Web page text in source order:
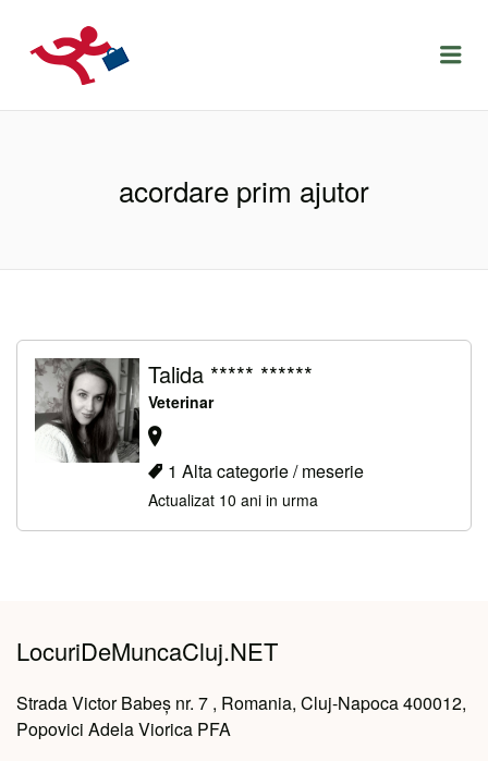
LOCURIDEMUNCACLUJ.NET
acordare prim ajutor
Talida ***** ******
Veterinar
1 Alta categorie / meserie
Actualizat 10 ani in urma
LocuriDeMuncaCluj.NET
Strada Victor Babeș nr. 7 , Romania, Cluj-Napoca 400012,
Popovici Adela Viorica PFA